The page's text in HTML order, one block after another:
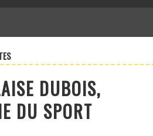
DUBOIS,
DU SPORT